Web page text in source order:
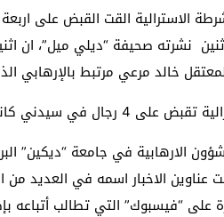
الاسترالية القت القبض على
نشرته صحيفة “ديلي ميل”، ان
خالد مرعي مرتبط بالإرهابي
الارهابية في جامعة “ديكين”
على “فيسبوك” التي تطالب أتباعه